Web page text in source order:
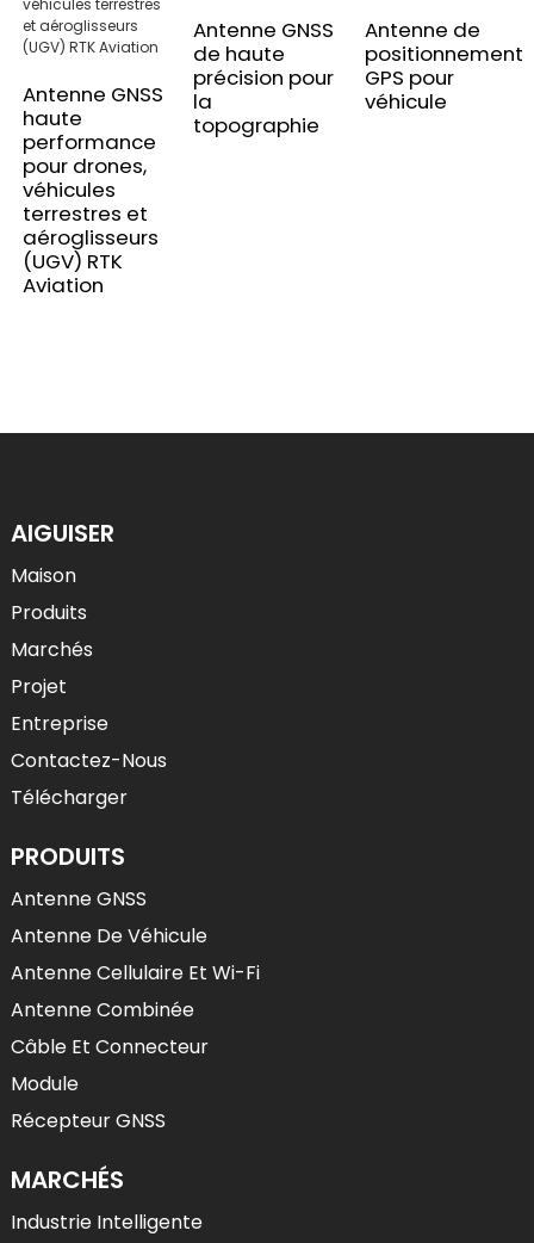
Antenne GNSS
haute
performance
pour drones,
véhicules
terrestres et
aéroglisseurs
(UGV) RTK
Aviation
Antenne GNSS
de haute
précision pour
la
topographie
Antenne de
positionnement
GPS pour
véhicule
AIGUISER
Maison
Produits
Marchés
Projet
Entreprise
Contactez-Nous
Télécharger
PRODUITS
Antenne GNSS
Antenne De Véhicule
Antenne Cellulaire Et Wi-Fi
Antenne Combinée
Câble Et Connecteur
Module
Récepteur GNSS
MARCHÉS
Industrie Intelligente